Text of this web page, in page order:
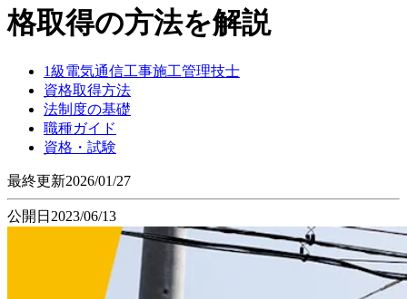
格取得の方法を解説
1級電気通信工事施工管理技士
資格取得方法
法制度の基礎
職種ガイド
資格・試験
最終更新2026/01/27
公開日 2023/06/13